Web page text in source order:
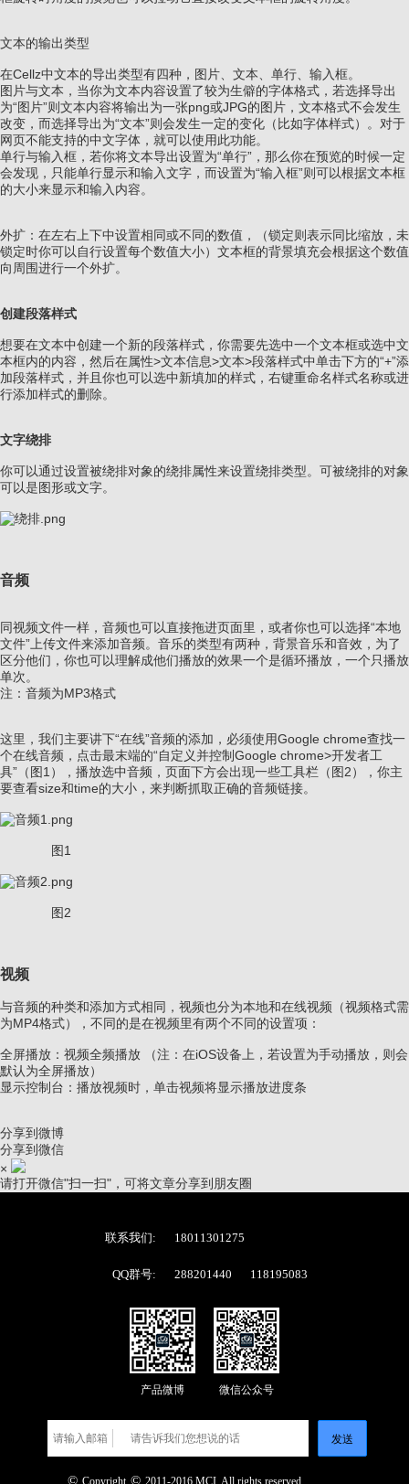
文本的输出类型
在Cellz中文本的导出类型有四种，图片、文本、单行、输入框。
图片与文本，当你为文本内容设置了较为生僻的字体格式，若选择导出
为“图片”则文本内容将输出为一张png或JPG的图片，文本格式不会发生
改变，而选择导出为“文本”则会发生一定的变化（比如字体样式）。对于
网页不能支持的中文字体，就可以使用此功能。
单行与输入框，若你将文本导出设置为“单行”，那么你在预览的时候一定
会发现，只能单行显示和输入文字，而设置为“输入框”则可以根据文本框
的大小来显示和输入内容。
外扩：在左右上下中设置相同或不同的数值，（锁定则表示同比缩放，未
锁定时你可以自行设置每个数值大小）文本框的背景填充会根据这个数值
向周围进行一个外扩。
创建段落样式
想要在文本中创建一个新的段落样式，你需要先选中一个文本框或选中文
本框内的内容，然后在属性>文本信息>文本>段落样式中单击下方的“+”添
加段落样式，并且你也可以选中新填加的样式，右键重命名样式名称或进
行添加样式的删除。
文字绕排
你可以通过设置被绕排对象的绕排属性来设置绕排类型。可被绕排的对象
可以是图形或文字。
音频
同视频文件一样，音频也可以直接拖进页面里，或者你也可以选择“本地
文件”上传文件来添加音频。音乐的类型有两种，背景音乐和音效，为了
区分他们，你也可以理解成他们播放的效果一个是循环播放，一个只播放
单次。
注：音频为MP3格式
这里，我们主要讲下“在线”音频的添加，必须使用Google chrome查找一
个在线音频，点击最末端的“自定义并控制Google chrome>开发者工
具”（图1），播放选中音频，页面下方会出现一些工具栏（图2），你主
要查看size和time的大小，来判断抓取正确的音频链接。
图1
图2
视频
与音频的种类和添加方式相同，视频也分为本地和在线视频（视频格式需
为MP4格式），不同的是在视频里有两个不同的设置项：
全屏播放：视频全频播放 （注：在iOS设备上，若设置为手动播放，则会
默认为全屏播放）
显示控制台：播放视频时，单击视频将显示播放进度条
分享到微博
分享到微信
×
请打开微信"扫一扫"，可将文章分享到朋友圈
联系我们: 18011301275
QQ群号: 288201440 118195083
产品微博 微信公众号
发送
© Copyright © 2011-2016 MCI. All rights reserved